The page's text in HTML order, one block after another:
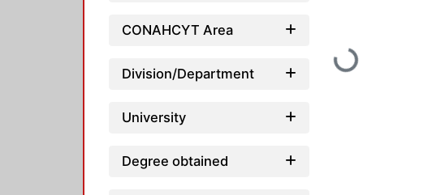
CONAHCYT Area
Division/Department
University
Degree obtained
Loading...